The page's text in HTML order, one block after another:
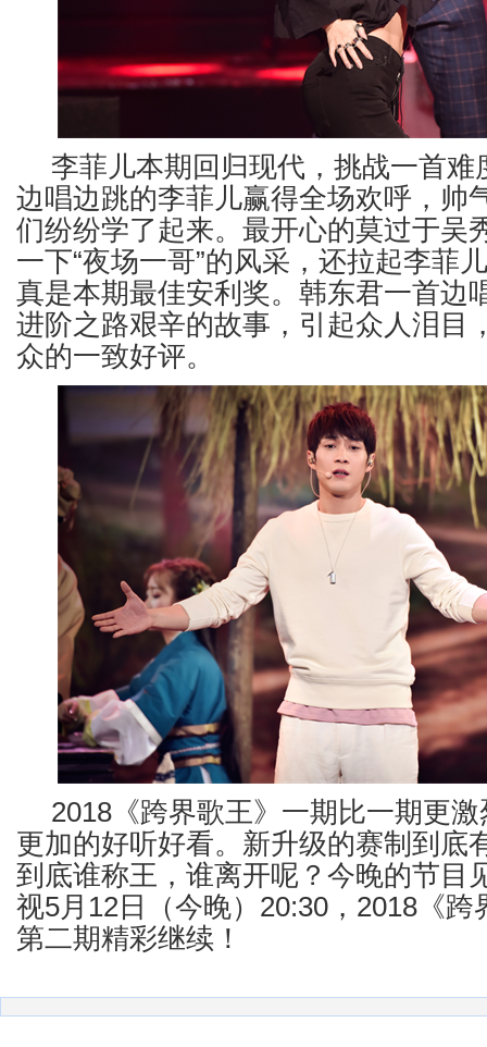
李菲儿本期回归现代，挑战一首难
边唱边跳的李菲儿赢得全场欢呼，帅
们纷纷学了起来。最开心的莫过于吴
一下“夜场一哥”的风采，还拉起李菲
真是本期最佳安利奖。韩东君一首边
进阶之路艰辛的故事，引起众人泪目
众的一致好评。
2018《跨界歌王》一期比一期更
更加的好听好看。新升级的赛制到底
到底谁称王，谁离开呢？今晚的节目
视5月12日（今晚）20:30，2018《跨
第二期精彩继续！